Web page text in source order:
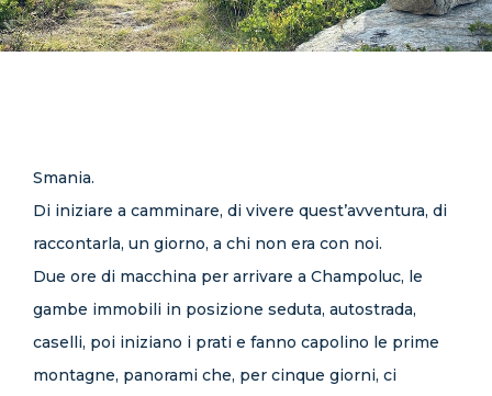
CONTATTI
Smania.
Di iniziare a camminare, di vivere quest’avventura, di
raccontarla, un giorno, a chi non era con noi.
Due ore di macchina per arrivare a Champoluc, le
gambe immobili in posizione seduta, autostrada,
caselli, poi iniziano i prati e fanno capolino le prime
montagne, panorami che, per cinque giorni, ci